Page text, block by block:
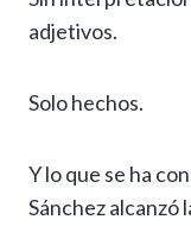
A
p
a
adjetivos.
Solo hechos.
Y lo que se ha
Sánchez alcanzó